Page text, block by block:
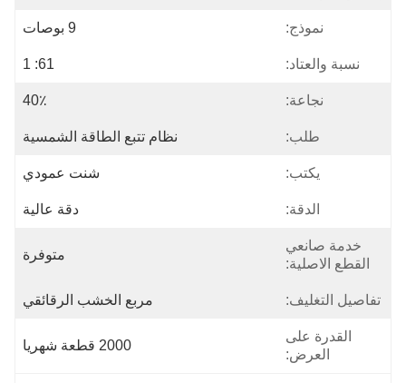
نموذج: 9 بوصات
نسبة والعتاد: 61: 1
نجاعة: 40٪
طلب: نظام تتبع الطاقة الشمسية
يكتب: شنت عمودي
الدقة: دقة عالية
خدمة صانعي
القطع الاصلية:
متوفرة
تفاصيل التغليف: مربع الخشب الرقائقي
القدرة على
العرض:
2000 قطعة شهريا